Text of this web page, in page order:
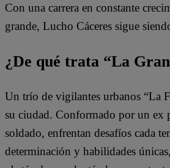
Con una carrera en constante
grande, Lucho Cáceres sigue
¿De qué trata “La
Un trío de vigilantes urbanos “La
su ciudad. Conformado por un ex
soldado, enfrentan desafíos cada
determinación y habilidades